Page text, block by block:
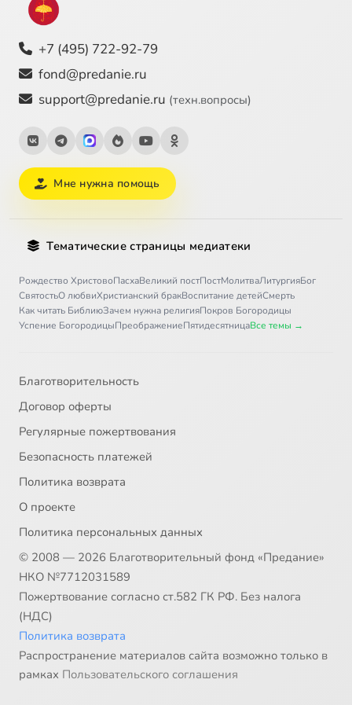
+7 (495) 722-92-79
fond@predanie.ru
support@predanie.ru (техн.вопросы)
Мне нужна помощь
Тематические страницы медиатеки
Рождество ХристовоПасхаВеликий постПостМолитваЛитургияБог
СвятостьО любвиХристианский бракВоспитание детейСмерть
Как читать БиблиюЗачем нужна религияПокров Богородицы
Успение БогородицыПреображениеПятидесятницаВсе темы →
Благотворительность
Договор оферты
Регулярные пожертвования
Безопасность платежей
Политика возврата
О проекте
Политика персональных данных
© 2008 — 2026 Благотворительный фонд «Предание»
НКО №7712031589
Пожертвование согласно ст.582 ГК РФ. Без налога
(НДС)
Политика возврата
Распространение материалов сайта возможно только в
рамках Пользовательского соглашения